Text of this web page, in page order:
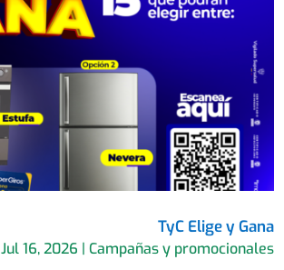
TyC Elige y Gana
Jul 16, 2026 | Campañas y promocionales